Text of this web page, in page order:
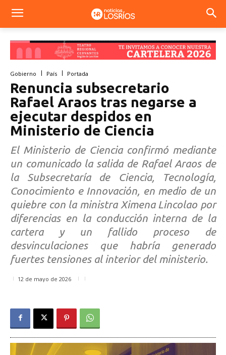
Gobierno País Portada
Renuncia subsecretario
Rafael Araos tras negarse a
ejecutar despidos en
Ministerio de Ciencia
El Ministerio de Ciencia confirmó mediante
un comunicado la salida de Rafael Araos de
la Subsecretaría de Ciencia, Tecnología,
Conocimiento e Innovación, en medio de un
quiebre con la ministra Ximena Lincolao por
diferencias en la conducción interna de la
cartera y un fallido proceso de
desvinculaciones que habría generado
fuertes tensiones al interior del ministerio.
12 de mayo de 2026